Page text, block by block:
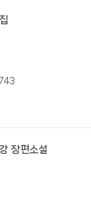
장편소설